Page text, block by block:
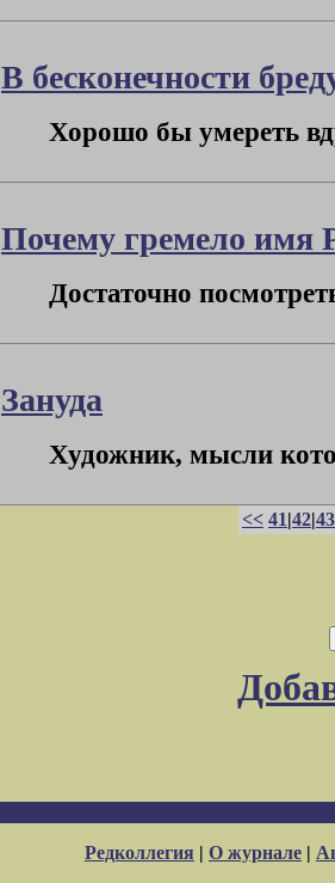
В бесконечности
Хорошо бы умереть
Почему гремело имя
Достаточно
Зануда
Художник, мысли
<< 41|42|43
Редколлегия | О журнале |